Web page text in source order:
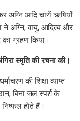
अग्नि आदि चारों ऋषियों
ने अग्नि, वायु, आदित्य और
ग्रहण किया।
स्मृति की रचना की।
की शिक्षा व्याप्त
बिना जल स्पर्श के
होते हैं।